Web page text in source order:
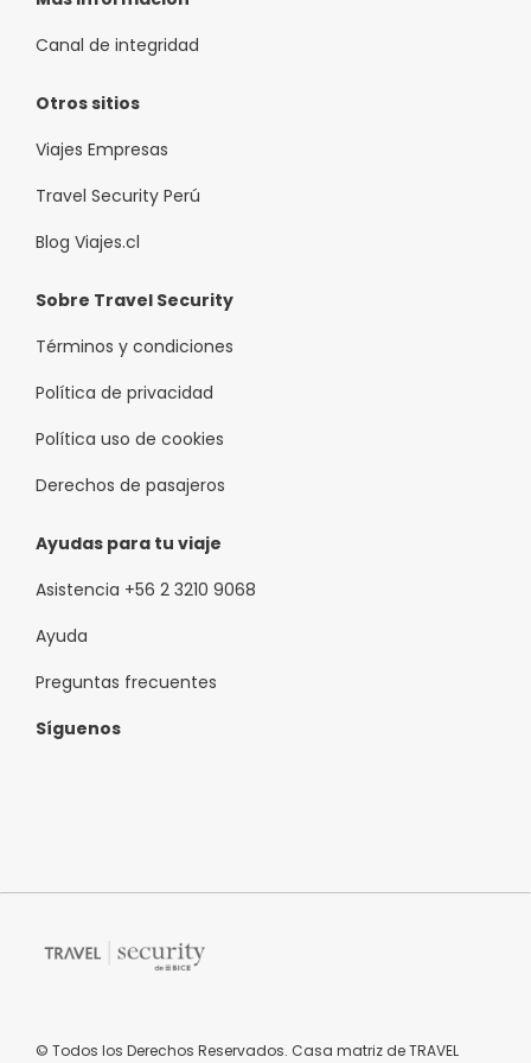
Varas? En este hotel tienes a tu disposición 50 metros
cuadrados de espacio con zona para conferencias y
podrás aprovechar prestaciones como servicio de
horas y aparcamiento con asistencia gratuito.
Canal de integridad
Otros sitios
Viajes Empresas
Travel Security Perú
Blog Viajes.cl
Sobre Travel Security
Términos y condiciones
Política de privacidad
Política uso de cookies
Derechos de pasajeros
Ayudas para tu viaje
Asistencia +56 2 3210 9068
Ayuda
Preguntas frecuentes
Síguenos
© Todos los Derechos Reservados. Casa matriz de TRAVEL